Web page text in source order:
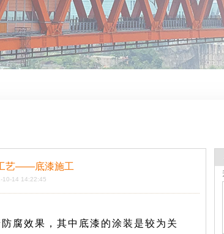
艺——底漆施工
10-14 14:22:45
腐效果，其中底漆的涂装是较为关